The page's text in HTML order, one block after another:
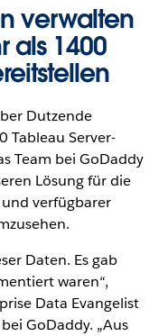
verwalten
als 1400
Dutzende
Tableau Server-
Team bei GoDaddy
Lösung für die
verfügbarer
Daten. Es gab
waren“,
Data Evangelist
GoDaddy. „Aus